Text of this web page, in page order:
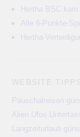
Hertha BSC
Alle 6-Punkte-
Hertha-
Pauschalreisen
Alien Ufos
Langzeiturlaub